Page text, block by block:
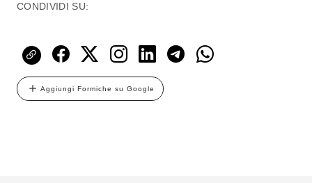
CONDIVIDI SU:
Aggiungi Formiche su Google